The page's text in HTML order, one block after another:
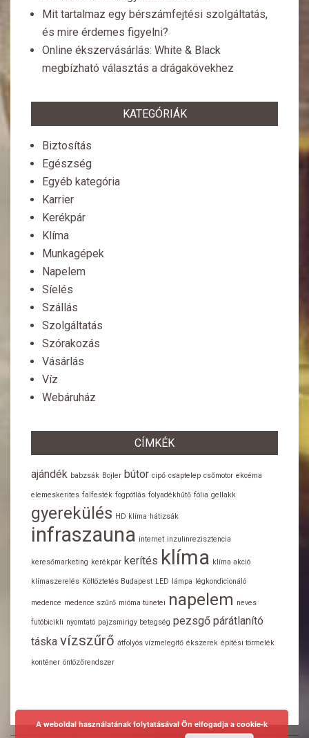
Mit tartalmaz egy bérszámfejtési szolgáltatás,
és mire érdemes figyelni?
Online ékszervásárlás: White & Black
megbízható választás a drágakövekhez
KATEGÓRIÁK
Biztosítás
Egészség
Egyéb kategória
Karrier
Kerékpár
Klíma
Munkagépek
Napelem
Síelés
Szállás
Szolgáltatás
Szórakozás
Vásárlás
Víz
Webáruház
CÍMKÉK
ajándék babzsák Bojler bútor cipő csaptelep csőmotor ekcéma
elemeskerites falfesték fogpótlás folyadékhűtő fólia gellakk
gyerekülés HD klíma hátizsák
infraszauna internet inzulinrezisztencia
keresőmarketing kerékpár kerítés klíma klíma akció
klímaszerelés Költöztetés Budapest LED lámpa légkondicionáló
medence medence szűrő mióma tünetei napelem neves
futóbicikli nyomtató pajzsmirigy betegség pezsgő párátlanító
táska vízszűrő átfolyós vízmelegítő ékszerek építési törmelék
konténer öntözőrendszer
A weboldal használatának folytatásával Ön elfogadja a cookie-k